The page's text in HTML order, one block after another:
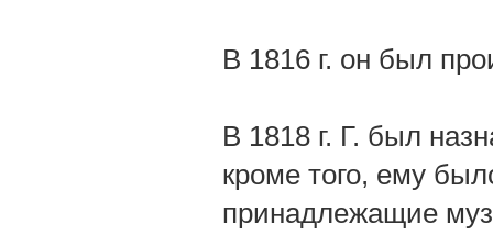
В 1816 г. он был
В 1818 г. Г. был
кроме того, ему
принадлежащие